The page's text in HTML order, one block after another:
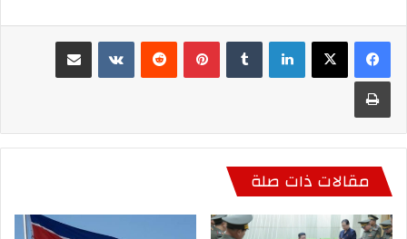
لينكدإن بينتيريست مشاركة عبر البريد
طباعة
مقالات ذات صلة